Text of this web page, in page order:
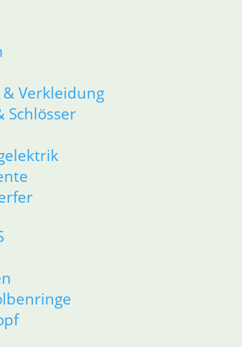
Verkleidung
Schlösser
Modell